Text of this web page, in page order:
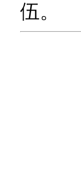
伍。